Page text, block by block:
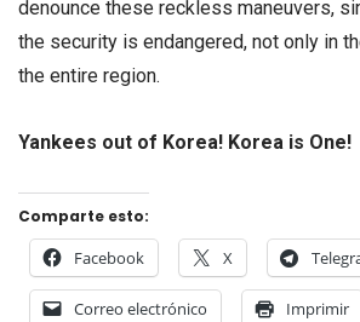
denounce these reckless maneuvers,
the security is endangered, not only in
the entire region.
Yankees out of Korea! Korea is One!
Comparte esto:
Facebook X
Correo electrónico Imprimir